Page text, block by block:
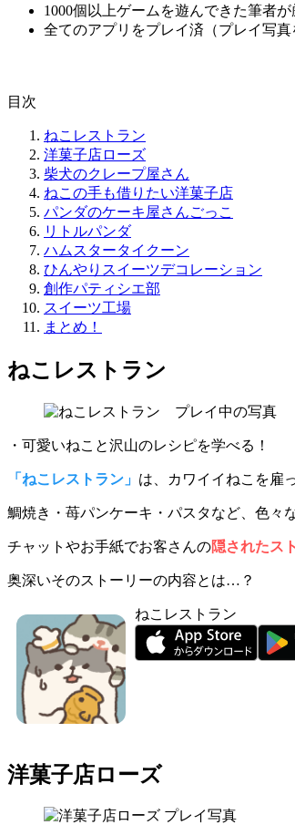
1000個以上ゲームを遊んできた筆者が
全てのアプリをプレイ済（プレイ写真
目次
ねこレストラン
洋菓子店ローズ
柴犬のクレープ屋さん
ねこの手も借りたい洋菓子店
パンダのケーキ屋さんごっこ
リトルパンダ
ハムスタータイクーン
ひんやりスイーツデコレーション
創作パティシエ部
スイーツ工場
まとめ！
ねこレストラン
・可愛いねこと沢山のレシピを学べる！
「ねこレストラン」 は、カワイイねこを雇
鯛焼き・苺パンケーキ・パスタなど、 色々
チャットやお手紙でお客さんの隠されたス
奥深いそのストーリーの内容とは…？
ねこレストラン
洋菓子店ローズ